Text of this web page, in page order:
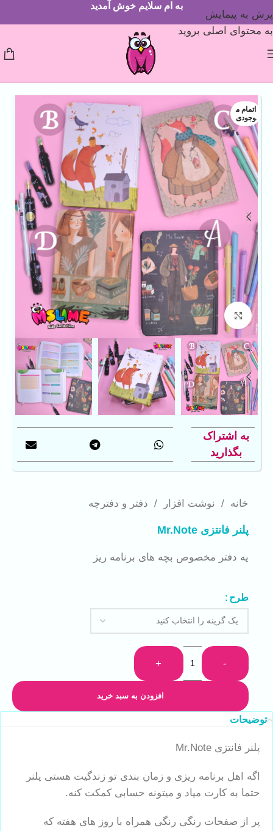
پرش به پیمایش
به محتوای اصلی بروید
به ام سلایم خوش آمدید
خانه / نوشت افزار / دفتر و دفترچه
پلنر فانتزی Mr.Note
یه دفتر مخصوص بچه های برنامه ریز
طرح
-
+
افزودن به سبد خرید
اتمام م
وجودی
بزرگنمایی تصویر
به اشتراک
بگذارید
توضیحات
پلنر فانتزی Mr.Note
اگه اهل برنامه ریزی و زمان بندی تو زندگیت هستی پلنر
حتما به کارت میاد و میتونه حسابی کمکت کنه.
پر از صفحات رنگی رنگی همراه با روز های هفته که